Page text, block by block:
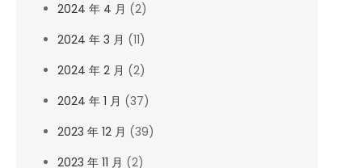
2024 年 4 月 (2)
2024 年 3 月 (11)
2024 年 2 月 (2)
2024 年 1 月 (37)
2023 年 12 月 (39)
2023 年 11 月 (2)